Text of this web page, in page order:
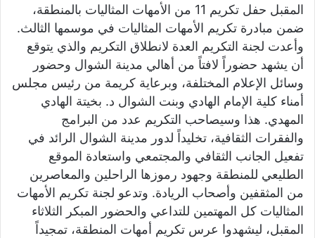
ا
إ
ل
ك
ت
ر
و
ن
ا
المقبل حفل تكريم 11 من الأمهات المثاليات بالمنطقة،
ضمن مبادرة تكريم الأمهات المثاليات في موسمها الثالث.
وأعدت لجنة التكريم العدة لانطلاق التكريم والذي يتوقع
أن يشهد حضوراً لافتاً من أهالي مدينة الشوال وحضور
وسائل الإعلام المختلفة، وبرعاية كريمة من رئيس مجلس
أمناء كلية الإمام الهادي وبنت الشوال د. بخيتة الهادي
المهدي. هذا وسيصاحب التكريم عدد من البرامج
والفقرات الثقافية، تخليداً لدور مدينة الشوال الرائد في
تفعيل الجانب الثقافي والمجتمعي واستعادة الموقع
الطليعي للمنطقة وجهود رموزها الراحلين والمعاصرين
من المثقفين وأصحاب الريادة. وتدعو لجنة تكريم الأمهات
المثاليات كل المهتمين للتداعي والحضور المبكر الثلاثاء
المقبل، ليشهدوا عرس تكريم أمهات المنطقة، تمجيداً